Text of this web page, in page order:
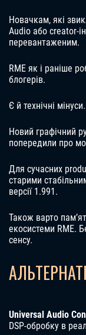
Новачкам, які
Audio або creator-
перевантаженим.
RME як і раніше
блогерів.
Є й технічні мінуси.
Новий графічний
попередили про
Для сучасних
старими
версії 1.991.
Також варто
екосистеми RME.
сенсу.
Universal Audio
DSP-обробку в